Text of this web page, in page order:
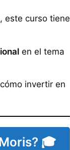
, este curso tiene
en el tema
invertir en
🎓